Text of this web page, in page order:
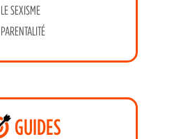
LE SEXISME
PARENTALITÉ
GUIDES